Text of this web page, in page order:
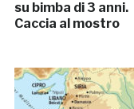
su bimba di 3 anni.
Caccia al mostro